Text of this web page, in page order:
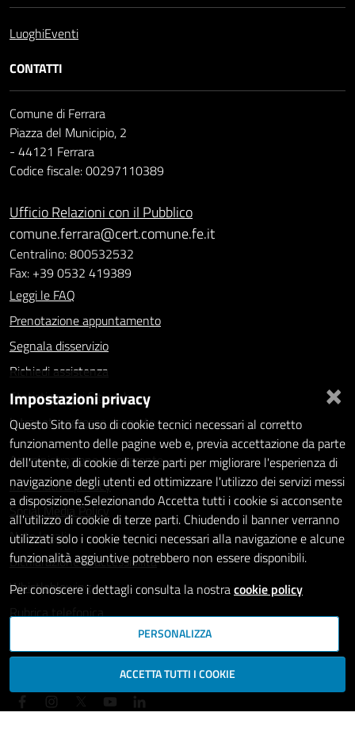
LuoghiEventi
CONTATTI
Comune di Ferrara
Piazza del Municipio, 2
- 44121 Ferrara
Codice fiscale: 00297110389
Ufficio Relazioni con il Pubblico
comune.ferrara@cert.comune.fe.it
Centralino: 800532532
Fax: +39 0532 419389
Leggi le FAQ
Prenotazione appuntamento
Segnala disservizio
Richiedi assistenza
Statistiche dei Siti web
Intranet - accesso riservato
Amministrazione trasparente
Informativa privacy
Social Media Policy
Note legali
Dichiarazione di accessibilità
Whistleblowing
Rubrica telefonica
SEGUICI SU
×
Impostazioni privacy
Questo Sito fa uso di cookie tecnici necessari al corretto
funzionamento delle pagine web e, previa accettazione da parte
dell'utente, di cookie di terze parti per migliorare l'esperienza di
navigazione degli utenti ed ottimizzare l'utilizzo dei servizi messi
a disposizione.Selezionando Accetta tutti i cookie si acconsente
all'utilizzo di cookie di terze parti. Chiudendo il banner verranno
utilizzati solo i cookie tecnici necessari alla navigazione e alcune
funzionalità aggiuntive potrebbero non essere disponibili.
Per conoscere i dettagli consulta la nostracookie policy
PERSONALIZZA
ACCETTA TUTTI I COOKIE